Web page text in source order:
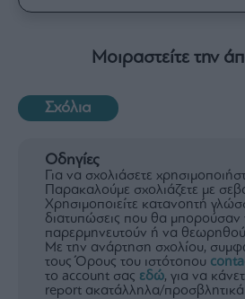
Μοιραστείτε την
Σχόλια
Οδηγίες
Για να σχολιάσετε
Παρακαλούμε σχολιάζετε με
Χρησιμοποιείτε κατανοητή
διατυπώσεις που θα μπορούσαν
παρερμηνευτούν ή να
Με την ανάρτηση σχολίου,
τους Όρους του ιστότοπου
το account σας εδώ, για να
report ακατάλληλα/προσβλητικά